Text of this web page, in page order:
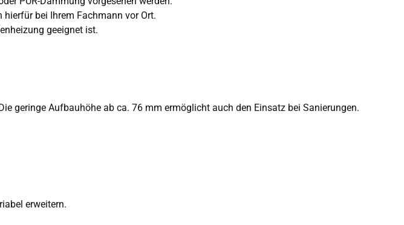
bei Ihrem Fachmann vor Ort.
geeignet ist.
geringe Aufbauhöhe ab ca. 76 mm ermöglicht auch den Einsatz bei Sanierungen.
erweitern.